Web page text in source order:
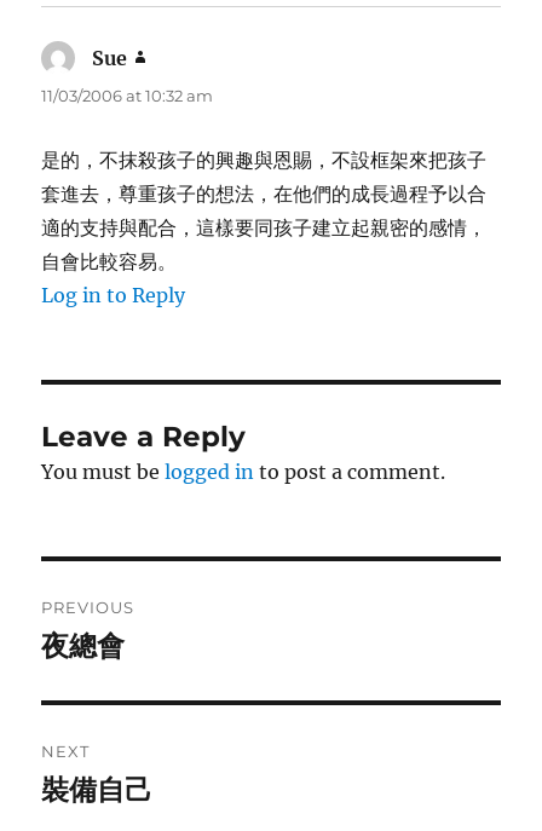
Sue
11/03/2006 at 10:32 am
是的，不抹殺孩子的興趣與恩賜，不設框架來把孩子
套進去，尊重孩子的想法，在他們的成長過程予以合
適的支持與配合，這樣要同孩子建立起親密的感情，
自會比較容易。
Log in to Reply
Leave a Reply
You must belogged in to post a comment.
navigation
PREVIOUS
Previous
夜總會
NEXT
Next
裝備自己